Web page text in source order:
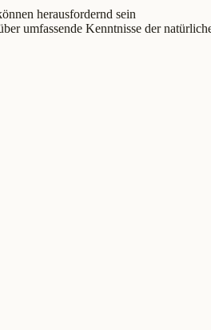
herausfordernd sein
umfassende Kenntnisse der